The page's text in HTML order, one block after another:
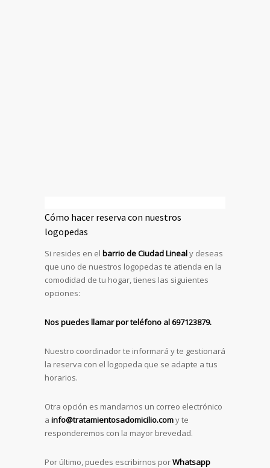
Cómo hacer reserva con nuestros
logopedas
Si resides en el barrio deCiudad Linealy deseas
que uno de nuestros logopedas te atienda en la
comodidad de tu hogar, tienes las siguientes
opciones:
Nos puedes llamar por teléfono al 697123879.
Nuestro coordinador te informará y te gestionará
la reserva con el logopeda que se adapte a tus
horarios.
Otra opción es mandarnos un correo electrónico
a info@tratamientosadomicilio.comy te
responderemos con la mayor brevedad.
Por último, puedes escribirnos porWhatsapp